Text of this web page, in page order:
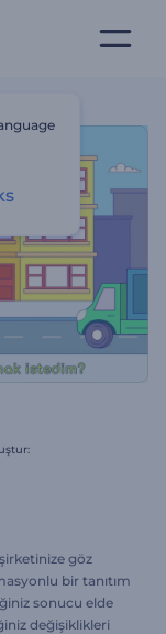
göz
bir tanıtım
sonucu elde
değişiklikleri